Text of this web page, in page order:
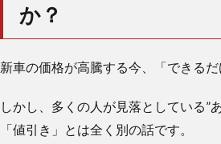
か？
新車の価格が高騰する今、「できる
しかし、多くの人が見落としている”
「値引き」とは全く別の話です。